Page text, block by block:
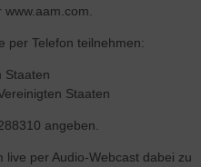
per Telefon teilnehmen:
Staaten
Staaten
angeben.
live per Audio-Webcast dabei zu